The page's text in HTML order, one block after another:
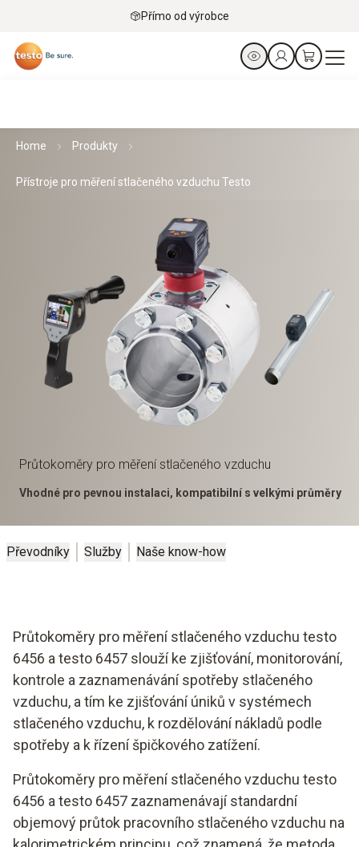
Přímo od výrobce
Home Produkty
Přístroje pro měření stlačeného vzduchu Testo
Průtokoměry pro měření stlačeného vzduchu
Vhodné pro pevnou instalaci, kompatibilní s velkými průměry
Převodníky Služby Naše know-how
Průtokoměry pro měření stlačeného vzduchu testo
6456 a testo 6457 slouží ke zjišťování, monitorování,
kontrole a zaznamenávání spotřeby stlačeného
vzduchu, a tím ke zjišťování úniků v systémech
stlačeného vzduchu, k rozdělování nákladů podle
spotřeby a k řízení špičkového zatížení.
Průtokoměry pro měření stlačeného vzduchu testo
6456 a testo 6457 zaznamenávají standardní
objemový průtok pracovního stlačeného vzduchu na